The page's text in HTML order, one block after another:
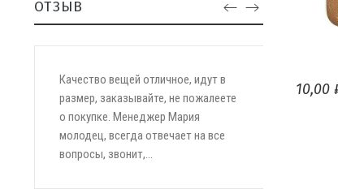
ОТЗЫВ
Качество вещей отличное, идут в
размер, заказывайте, не пожалеете
о покупке. Менеджер Мария
молодец, всегда отвечает на все
вопросы, звонит,...
10,00